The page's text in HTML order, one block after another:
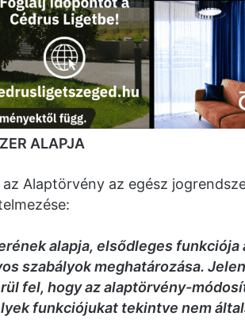
ALAPJA
Alaptörvény az egész
alapja, elsődleges funkciója
szabályok meghatározása.
fel, hogy az alaptörvény-
funkciójukat tekintve nem